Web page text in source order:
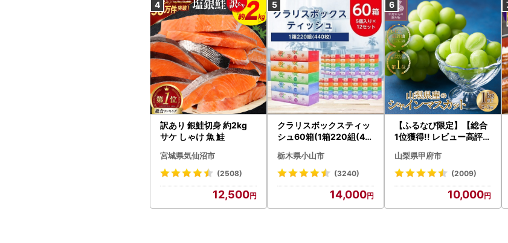
訳あり 銀鮭切身 約2kg
サケ しゃけ 魚 鮭
宮城県気仙沼市
(2508)
12,500
クラリスボックスティッ
シュ60箱(1箱220組(44
ト)【配送不可地域：離島
・沖縄県】【1256759】
栃木県小山市
(3240)
14,000
【ふるなび限定】【総合
1位獲得!! レビュー高評価
〉山梨県産 シャインマス
カット 2～3房（1.0kg以
N-Limited-SP
山梨県甲府市
(2009)
10,000